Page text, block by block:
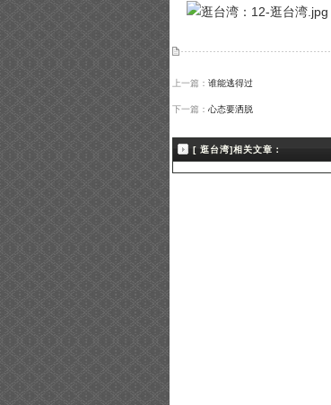
上一篇： 谁能逃得过
下一篇： 心态要洒脱
[ 逛台湾]相关文章：